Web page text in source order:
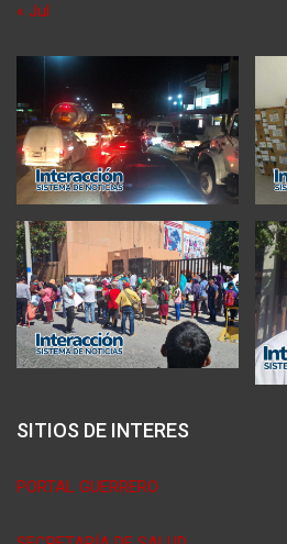
« Jul
SITIOS DE INTERES
PORTAL GUERRERO